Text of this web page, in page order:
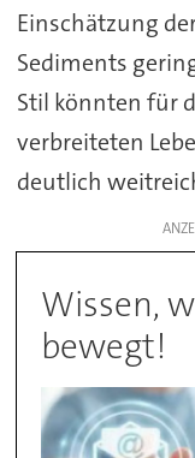
Einschätzung
Sediments
Stil könnten für
verbreiteten
deutlich
Wissen,
bewegt!